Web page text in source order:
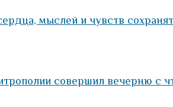
мыслей и чувств
совершил вечерню с